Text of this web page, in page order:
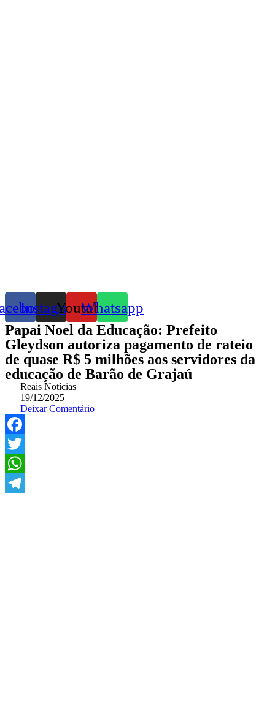
InstagramYoutubeWhatsapp
Papai Noel da Educação: Prefeito
Gleydson autoriza pagamento de rateio
de quase R$ 5 milhões aos servidores da
educação de Barão de Grajaú
Reais Notícias
19/12/2025
Deixar Comentário
Facebook
Twitter
WhatsApp